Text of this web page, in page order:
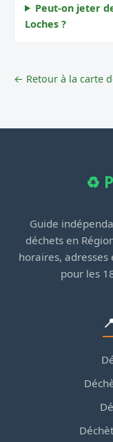
Peut-on jeter
Loches ?
← Retour à la carte
♻️
Guide
déchets en
horaires, adresses
pour les